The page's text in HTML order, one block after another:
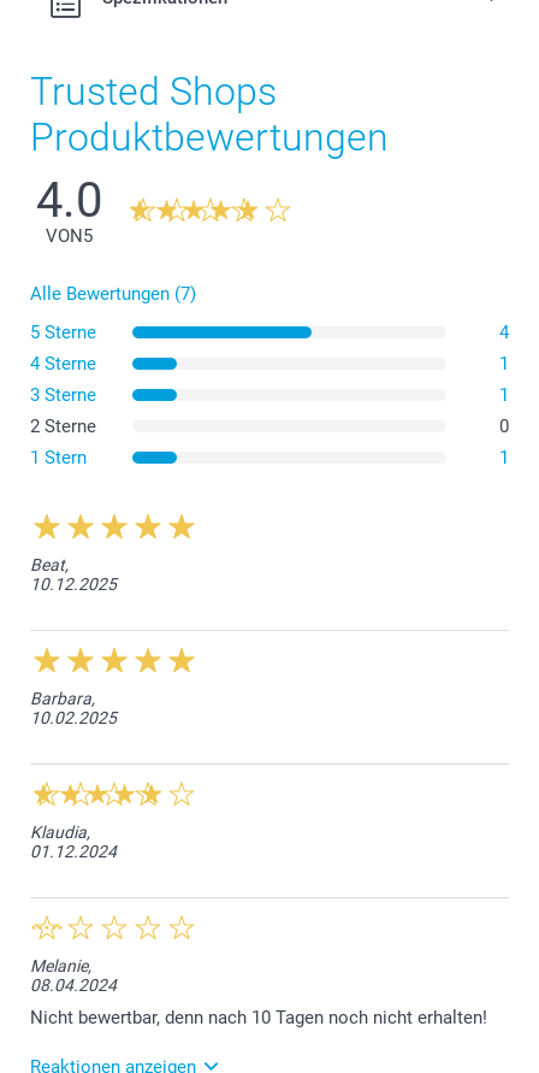
Trusted Shops
Produktbewertungen
4.0
VON5
Alle Bewertungen (7)
5 Sterne
4
4 Sterne
1
3 Sterne
1
2 Sterne
0
1 Stern
1
Beat,
10.12.2025
Barbara,
10.02.2025
Klaudia,
01.12.2024
Melanie,
08.04.2024
Nicht bewertbar, denn nach 10 Tagen noch nicht erhalten!
Reaktionen anzeigen